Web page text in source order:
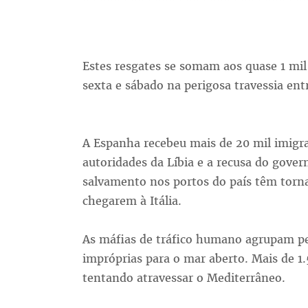
Estes resgates se somam aos quase 1
sexta e sábado na perigosa travessia
A Espanha recebeu mais de 20 mil
autoridades da Líbia e a recusa do
salvamento nos portos do país têm
chegarem à Itália.
As máfias de tráfico humano agrupam
impróprias para o mar aberto. Mais de
tentando atravessar o Mediterrâneo.